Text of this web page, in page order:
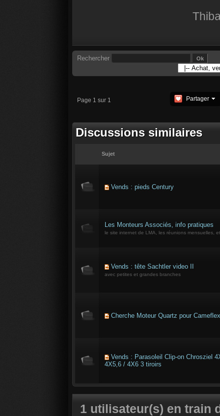
Rechercher
Page 1 sur 1 Partager
Discussions similaires
Sujet
Vends : pieds Century
Les Monteurs Associés, info pratiques
le site internet de LMA, les réunions mensuelles,
Vends : tête Sachtler video II
avec petites et grandes branches
Cherche Moteur Quartz pour Cameflex
Vends : Parasoleil Clip-on Chrosziel
4X5,6 / 4X6 3 tiroirs
1 utilisateur(s) en train